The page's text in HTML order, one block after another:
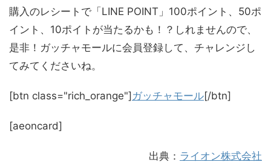
購入のレシートで「LINE POINT」100ポイント、50ポ
イント、10ポイトが当たるかも！？しれませんので、
是非！ガッチャモールに会員登録して、チャレンジし
てみてくださいね。
[btn class="rich_orange"]ガッチャモール[/btn]
[aeoncard]
出典： ライオン株式会社